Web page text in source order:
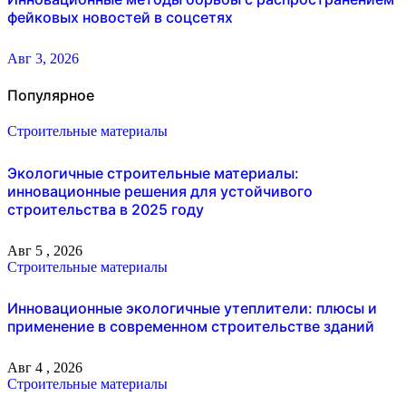
фейковых новостей в соцсетях
Авг 3, 2026
Популярное
Строительные материалы
Экологичные строительные материалы:
инновационные решения для устойчивого
строительства в 2025 году
Авг 5 , 2026
Строительные материалы
Инновационные экологичные утеплители: плюсы и
применение в современном строительстве зданий
Авг 4 , 2026
Строительные материалы